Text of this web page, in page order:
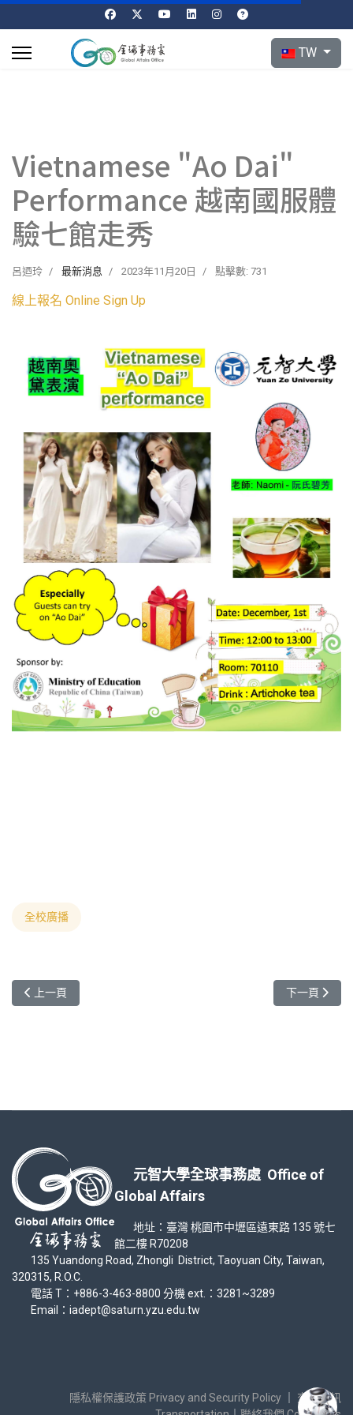
選擇你的語言
TW
Vietnamese "Ao Dai"
Performance 越南國服體
驗七館走秀
呂迺玲 最新消息 2023年11月20日 點擊數: 731
線上報名 Online Sign Up
全校廣播
上一篇文章: 敬邀參加美國辛辛納提大學University of Cincinnati赴
上一頁 下一篇文章:
下一頁
元智大學全球事務處 Office of
Global Affairs
地址：臺灣 桃園市中壢區遠東路 135 號七
館二樓 R70208
135 Yuandong Road, Zhongli District, Taoyuan City, Taiwan,
320315, R.O.C.
電話 T：+886-3-463-8800 分機 ext.：3281~3289
Email：iadept@saturn.yzu.edu.tw
隱私權保護政策 Privacy and Security Policy
交通資訊